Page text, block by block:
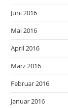
Juni 2016
Mai 2016
April 2016
März 2016
Februar 2016
Januar 2016